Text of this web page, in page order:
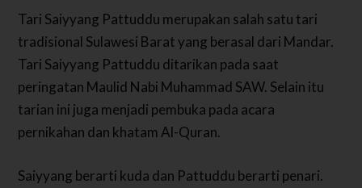
Tari Saiyyang Pattuddu merupakan salah satu tari
tradisional Sulawesi Barat yang berasal dari Mandar.
Tari Saiyyang Pattuddu ditarikan pada saat
peringatan Maulid Nabi Muhammad SAW. Selain itu
tarian ini juga menjadi pembuka pada acara
pernikahan dan khatam Al-Quran.
Saiyyang berarti kuda dan Pattuddu berarti penari.